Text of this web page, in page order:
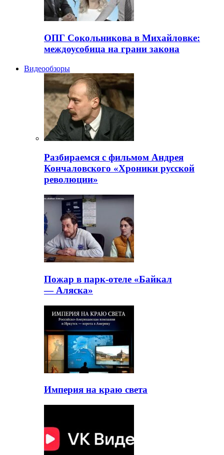
ОПГ Сокольникова в Михайловке:
междоусобица на грани закона
Видеообзоры
Разбираемся с фильмом Андрея
Кончаловского «Хроники русской
революции»
Пожар в парк-отеле «Байкал
— Аляска»
Империя на краю света